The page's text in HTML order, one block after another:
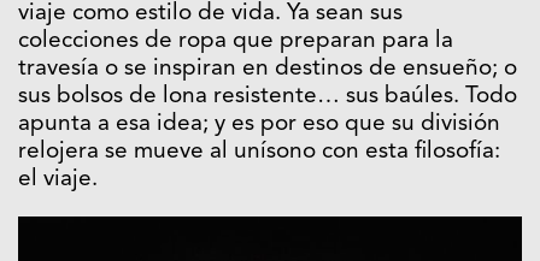
viaje como estilo de vida. Ya sean sus
colecciones de ropa que preparan para la
travesía o se inspiran en destinos de ensueño; o
sus bolsos de lona resistente… sus baúles. Todo
apunta a esa idea; y es por eso que su división
relojera se mueve al unísono con esta filosofía:
el viaje.